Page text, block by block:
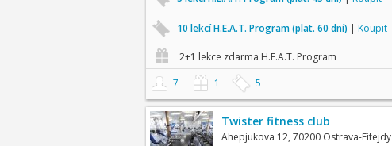
10 lekcí H.E.A.T. Program (plat. 60 dní) | Koupit
2+1 lekce zdarma H.E.A.T. Program
7
1 5
Twister fitness club
Ahepjukova 12, 70200 Ostrava-Fifejdy